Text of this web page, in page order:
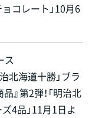
コレート」10月6
ス
北海道十勝」ブラ
』第2弾！「明治北
4品」11月1日よ